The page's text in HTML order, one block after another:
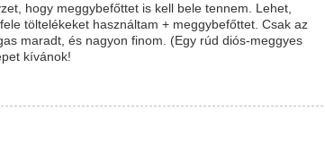
hogy meggybefőttet is kell bele tennem. Lehet,
töltelékeket használtam + meggybefőttet. Csak az
maradt, és nagyon finom. (Egy rúd diós-meggyes
kívánok!